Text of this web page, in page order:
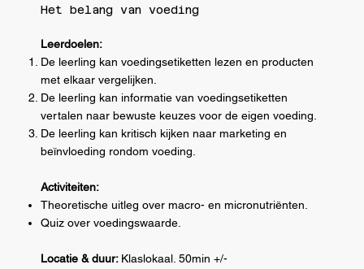
Het belang van voeding
Leerdoelen:
De leerling kan voedingsetiketten lezen en producten
met elkaar vergelijken.
De leerling kan informatie van voedingsetiketten
vertalen naar bewuste keuzes voor de eigen voeding.
De leerling kan kritisch kijken naar marketing en
beïnvloeding rondom voeding.
Activiteiten:
Theoretische uitleg over macro- en micronutriënten.
Quiz over voedingswaarde.
Locatie & duur: Klaslokaal. 50min +/-